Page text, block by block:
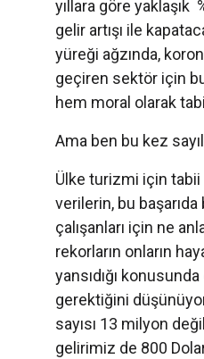
yıllara göre yaklaşık
gelir artışı ile
yüreği ağzında,
geçiren sektör için
hem moral olarak
Ama ben bu kez
Ülke turizmi için
verilerin, bu
çalışanları için ne
rekorların onların
yansıdığı
gerektiğini
sayısı 13 milyon
gelirimiz de 800